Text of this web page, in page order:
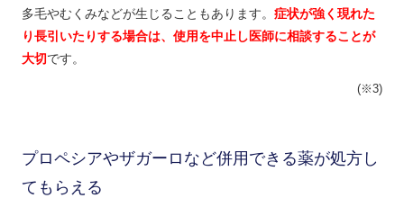
多毛やむくみなどが生じることもあります。 症状が強く現れた
り長引いたりする場合は、使用を中止し医師に相談することが
大切です。
(※3)
プロペシアやザガーロなど併用できる薬が処方し
てもらえる